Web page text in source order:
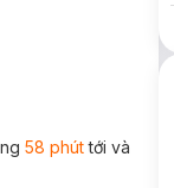
58 phúttới và